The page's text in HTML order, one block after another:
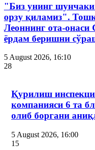
"Биз унинг
орзу қиламиз".
Леоннинг ота-
ёрдам беришни
5 August 2026, 16:10
28
Қурилиш
компанияси 6 та
олиб боргани
5 August 2026, 16:00
15